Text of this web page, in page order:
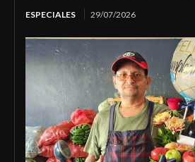
ESPECIALES 29/07/2026